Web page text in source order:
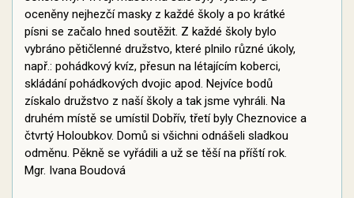
oceněny nejhezčí masky z každé školy a po krátké
písni se začalo hned soutěžit. Z každé školy bylo
vybráno pětičlenné družstvo, které plnilo různé úkoly,
např.: pohádkový kvíz, přesun na létajícím koberci,
skládání pohádkových dvojic apod. Nejvíce bodů
získalo družstvo z naší školy a tak jsme vyhráli. Na
druhém místě se umístil Dobřív, třetí byly Cheznovice a
čtvrtý Holoubkov. Domů si všichni odnášeli sladkou
odměnu. Pěkně se vyřádili a už se těší na příští rok.
Mgr. Ivana Boudová